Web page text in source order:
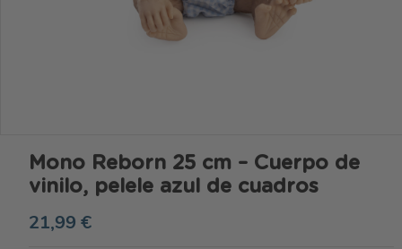
Mono Reborn 25 cm – Cuerpo de
vinilo, pelele azul de cuadros
21,99 €